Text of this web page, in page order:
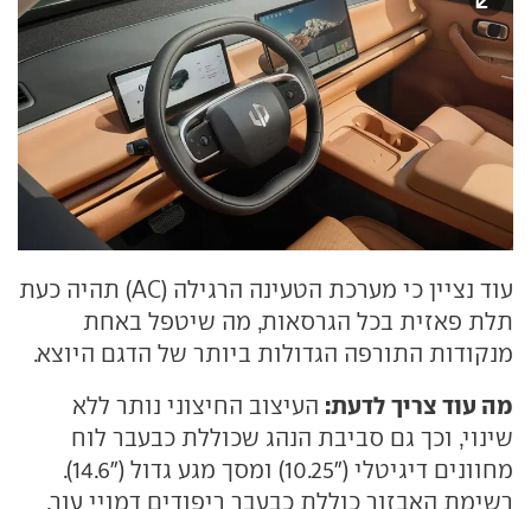
עוד נציין כי מערכת הטעינה הרגילה (AC) תהיה כעת
תלת פאזית בכל הגרסאות, מה שיטפל באחת
מנקודות התורפה הגדולות ביותר של הדגם היוצא.
מה עוד צריך לדעת: העיצוב החיצוני נותר ללא
שינוי, וכך גם סביבת הנהג שכוללת כבעבר לוח
מחוונים דיגיטלי ("10.25) ומסך מגע גדול ("14.6).
רשימת האבזור כוללת כבעבר ריפודים דמויי עור,